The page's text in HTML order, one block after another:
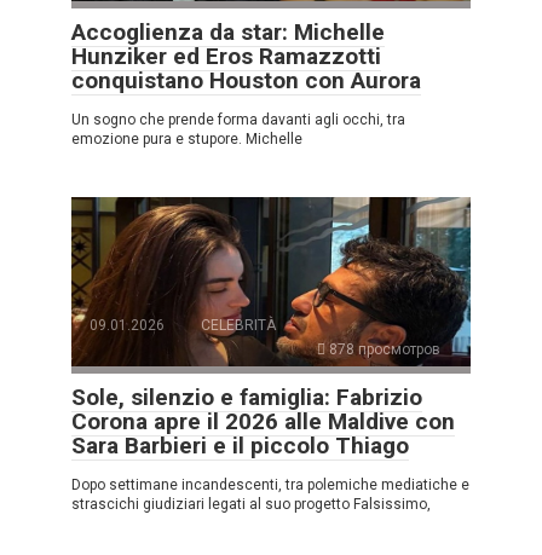
Accoglienza da star: Michelle
Hunziker ed Eros Ramazzotti
conquistano Houston con Aurora
Un sogno che prende forma davanti agli occhi, tra
emozione pura e stupore. Michelle
09.01.2026
CELEBRITÀ
878 просмотров
Sole, silenzio e famiglia: Fabrizio
Corona apre il 2026 alle Maldive con
Sara Barbieri e il piccolo Thiago
Dopo settimane incandescenti, tra polemiche mediatiche e
strascichi giudiziari legati al suo progetto Falsissimo,